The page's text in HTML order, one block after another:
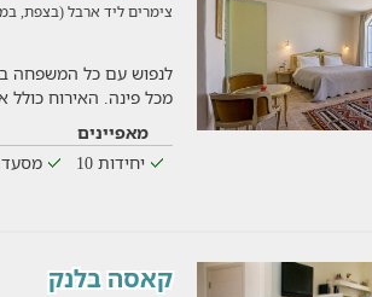
צימרים ליד ארבל (בצפת, במרחק
לנפוש עם כל המשפחה
מכל פינה. האירוח
מאפיינים
יחידות 10
קאסה בלנק